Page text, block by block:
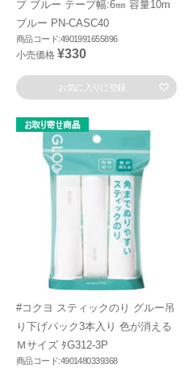
プ ブルー テープ幅:6㎜ 容量10m
ブルー PN-CASC40
商品コード:4901991655896
小売価格 ¥330
お気に入りに登録
#コクヨ スティックのり グルー吊
り下げパック3本入り 色が消える
Ｍサイズ ﾀG312-3P
商品コード:4901480339368